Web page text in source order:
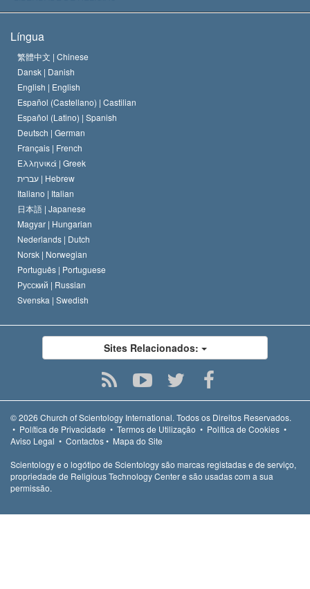
O Credo da Igreja de Scientology
O Código de Um Scientologist
David Miscavige
Normas Internacionais de Direitos Humanos
Proclamação sobre Religião
Língua
繁體中文 | Chinese
Dansk | Danish
English | English
Español (Castellano) | Castilian
Español (Latino) | Spanish
Deutsch | German
Français | French
Ελληνικά | Greek
עברית | Hebrew
Italiano | Italian
日本語 | Japanese
Magyar | Hungarian
Nederlands | Dutch
Norsk | Norwegian
Português | Portuguese
Русский | Russian
Svenska | Swedish
Sites Relacionados:
© 2026 Church of Scientology International. Todos os Direitos Reservados.
• Política de Privacidade • Termos de Utilização • Política de Cookies •
Aviso Legal • Contactos• Mapa do Site
Scientology e o logótipo de Scientology são marcas registadas e de serviço,
propriedade de Religious Technology Center e são usadas com a sua
permissão.